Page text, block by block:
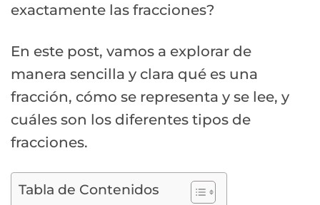
exactamente las fracciones?
En este post, vamos a explorar de
manera sencilla y clara qué es una
fracción, cómo se representa y se lee, y
cuáles son los diferentes tipos de
fracciones.
Tabla de Contenidos